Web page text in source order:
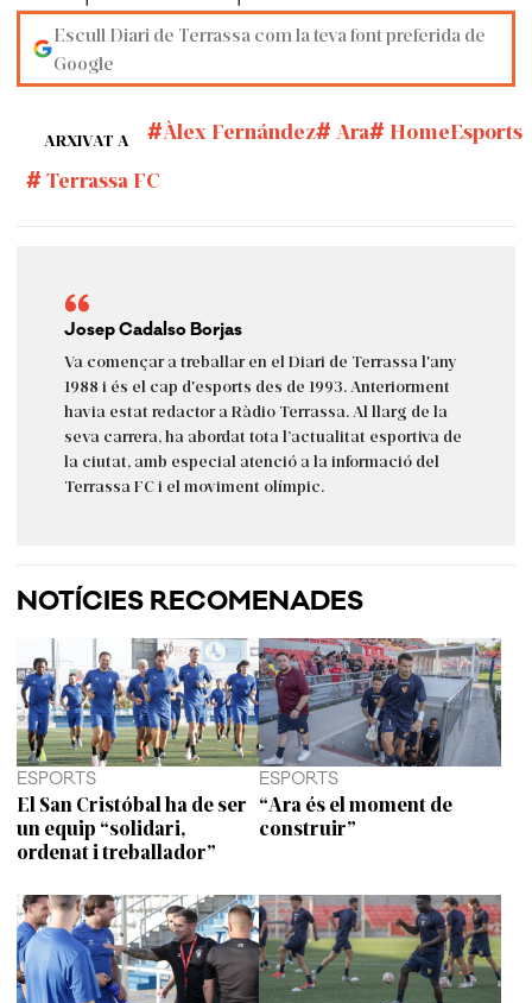
Escull Diari de Terrassa com la teva font preferida de
Google
ARXIVAT A Àlex Fernández Ara
HomeEsports
Terrassa FC
Josep Cadalso Borjas
Va començar a treballar en el Diari de Terrassa l'any
1988 i és el cap d'esports des de 1993. Anteriorment
havia estat redactor a Ràdio Terrassa. Al llarg de la
seva carrera, ha abordat tota l’actualitat esportiva de
la ciutat, amb especial atenció a la informació del
Terrassa FC i el moviment olímpic.
NOTÍCIES RECOMENADES
ESPORTS
El San Cristóbal ha de ser
un equip “solidari,
ordenat i treballador”
ESPORTS
“Ara és el moment de
construir”